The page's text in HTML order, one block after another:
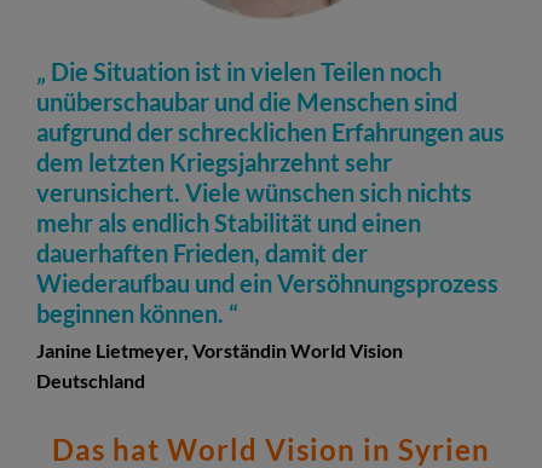
Die Situation ist in vielen Teilen noch
unüberschaubar und die Menschen sind
aufgrund der schrecklichen Erfahrungen aus
dem letzten Kriegsjahrzehnt sehr
verunsichert. Viele wünschen sich nichts
mehr als endlich Stabilität und einen
dauerhaften Frieden, damit der
Wiederaufbau und ein Versöhnungsprozess
beginnen können.
Janine Lietmeyer, Vorständin World Vision
Deutschland
Das hat World Vision in Syrien